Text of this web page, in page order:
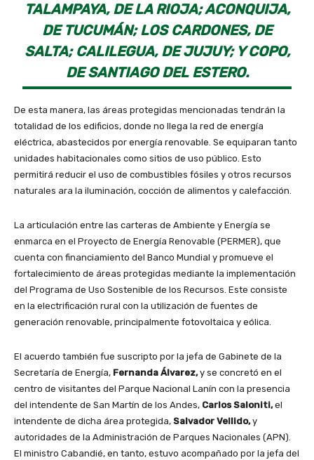
TALAMPAYA, DE LA RIOJA; ACONQUIJA,
DE TUCUMÁN; LOS CARDONES, DE
SALTA; CALILEGUA, DE JUJUY; Y COPO,
DE SANTIAGO DEL ESTERO.
De esta manera, las áreas protegidas mencionadas tendrán la
totalidad de los edificios, donde no llega la red de energía
eléctrica, abastecidos por energía renovable. Se equiparan tanto
unidades habitacionales como sitios de uso público. Esto
permitirá reducir el uso de combustibles fósiles y otros recursos
naturales ara la iluminación, cocción de alimentos y calefacción.
La articulación entre las carteras de Ambiente y Energía se
enmarca en el Proyecto de Energía Renovable (PERMER), que
cuenta con financiamiento del Banco Mundial y promueve el
fortalecimiento de áreas protegidas mediante la implementación
del Programa de Uso Sostenible de los Recursos. Este consiste
en la electrificación rural con la utilización de fuentes de
generación renovable, principalmente fotovoltaica y eólica.
El acuerdo también fue suscripto por la jefa de Gabinete de la
Secretaría de Energía, Fernanda Álvarez,y se concretó en el
centro de visitantes del Parque Nacional Lanín con la presencia
del intendente de San Martín de los Andes, Carlos Saloniti,el
intendente de dicha área protegida, Salvador Vellido,y
autoridades de la Administración de Parques Nacionales (APN).
El ministro Cabandié, en tanto, estuvo acompañado por la jefa del